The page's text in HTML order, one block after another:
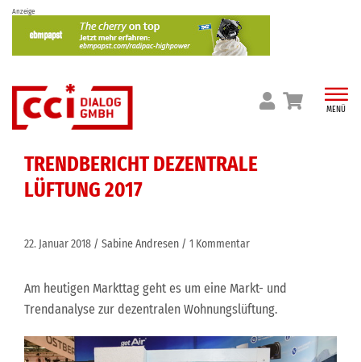
Skip
content
Anzeige
MENÜ
TRENDBERICHT DEZENTRALE
LÜFTUNG 2017
22. Januar 2018 Sabine Andresen 1 Kommentar
Am heutigen Markttag geht es um eine Markt- und
Trendanalyse zur dezentralen Wohnungslüftung.